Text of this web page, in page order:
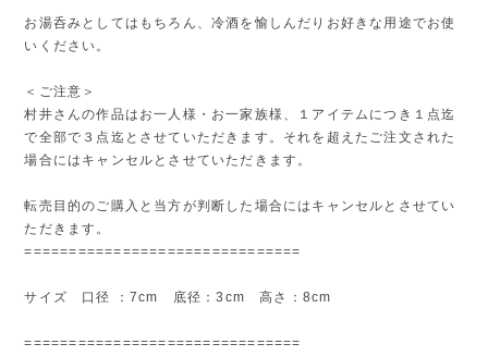
お湯呑みとしてはもちろん、冷酒を愉しんだりお好きな用途でお使
いください。
＜ご注意＞
村井さんの作品はお一人様・お一家族様、１アイテムにつき１点迄
で全部で３点迄とさせていただきます。それを超えたご注文された
場合にはキャンセルとさせていただきます。
転売目的のご購入と当方が判断した場合にはキャンセルとさせてい
ただきます。
===============================
サイズ 口径 ：7cm 底径：3cm 高さ：8cm
===============================